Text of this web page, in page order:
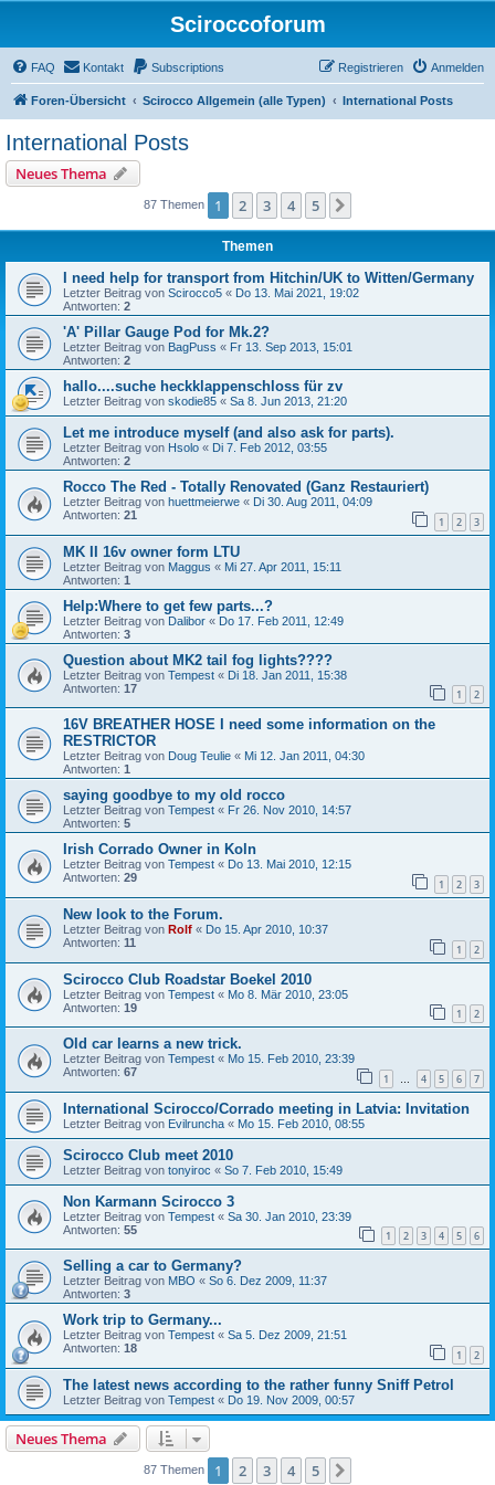
Sciroccoforum
FAQ Kontakt Subscriptions Anmelden
Registrieren
Foren-Übersicht Scirocco Allgemein (alle Typen) International Posts
International Posts
Neues Thema
87 Themen 1 2 3 4 5
Themen
I need help for transport from Hitchin/UK to Witten/Germany
Letzter Beitrag von Scirocco5 « Do 13. Mai 2021, 19:02
Antworten: 2
'A' Pillar Gauge Pod for Mk.2?
Letzter Beitrag von BagPuss « Fr 13. Sep 2013, 15:01
Antworten: 2
hallo....suche heckklappenschloss für zv
Letzter Beitrag von skodie85 « Sa 8. Jun 2013, 21:20
Let me introduce myself (and also ask for parts).
Letzter Beitrag von Hsolo « Di 7. Feb 2012, 03:55
Antworten: 2
Rocco The Red - Totally Renovated (Ganz Restauriert)
Letzter Beitrag von huettmeierwe « Di 30. Aug 2011, 04:09
Antworten: 21 1 2 3
MK II 16v owner form LTU
Letzter Beitrag von Maggus « Mi 27. Apr 2011, 15:11
Antworten: 1
Help:Where to get few parts...?
Letzter Beitrag von Dalibor « Do 17. Feb 2011, 12:49
Antworten: 3
Question about MK2 tail fog lights????
Letzter Beitrag von Tempest « Di 18. Jan 2011, 15:38
Antworten: 17 1 2
16V BREATHER HOSE I need some information on the
RESTRICTOR
Letzter Beitrag von Doug Teulie « Mi 12. Jan 2011, 04:30
Antworten: 1
saying goodbye to my old rocco
Letzter Beitrag von Tempest « Fr 26. Nov 2010, 14:57
Antworten: 5
Irish Corrado Owner in Koln
Letzter Beitrag von Tempest « Do 13. Mai 2010, 12:15
Antworten: 29 1 2 3
New look to the Forum.
Letzter Beitrag von Rolf « Do 15. Apr 2010, 10:37
Antworten: 11 1 2
Scirocco Club Roadstar Boekel 2010
Letzter Beitrag von Tempest « Mo 8. Mär 2010, 23:05
Antworten: 19 1 2
Old car learns a new trick.
Letzter Beitrag von Tempest « Mo 15. Feb 2010, 23:39
Antworten: 67 1 … 4 5 6 7
International Scirocco/Corrado meeting in Latvia: Invitation
Letzter Beitrag von Evilruncha « Mo 15. Feb 2010, 08:55
Scirocco Club meet 2010
Letzter Beitrag von tonyiroc « So 7. Feb 2010, 15:49
Non Karmann Scirocco 3
Letzter Beitrag von Tempest « Sa 30. Jan 2010, 23:39
Antworten: 55 1 2 3 4 5 6
Selling a car to Germany?
Letzter Beitrag von MBO « So 6. Dez 2009, 11:37
Antworten: 3
Work trip to Germany...
Letzter Beitrag von Tempest « Sa 5. Dez 2009, 21:51
Antworten: 18 1 2
The latest news according to the rather funny Sniff Petrol
Letzter Beitrag von Tempest « Do 19. Nov 2009, 00:57
Neues Thema
87 Themen 1 2 3 4 5